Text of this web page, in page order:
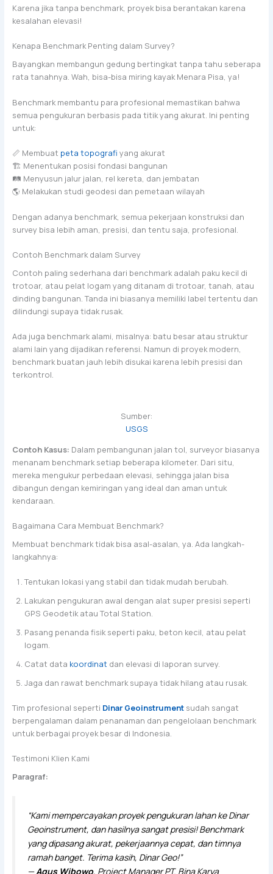
Karena jika tanpa benchmark, proyek bisa berantakan karena
kesalahan elevasi!
Kenapa Benchmark Penting dalam Survey?
Bayangkan membangun gedung bertingkat tanpa tahu seberapa
rata tanahnya. Wah, bisa-bisa miring kayak Menara Pisa, ya!
Benchmark membantu para profesional memastikan bahwa
semua pengukuran berbasis pada titik yang akurat. Ini penting
untuk:
📏 Membuat peta topografi yang akurat
🏗️ Menentukan posisi fondasi bangunan
🛤️ Menyusun jalur jalan, rel kereta, dan jembatan
🌎 Melakukan studi geodesi dan pemetaan wilayah
Dengan adanya benchmark, semua pekerjaan konstruksi dan
survey bisa lebih aman, presisi, dan tentu saja, profesional.
Contoh Benchmark dalam Survey
Contoh paling sederhana dari benchmark adalah paku kecil di
trotoar, atau pelat logam yang ditanam di trotoar, tanah, atau
dinding bangunan. Tanda ini biasanya memiliki label tertentu dan
dilindungi supaya tidak rusak.
Ada juga benchmark alami, misalnya: batu besar atau struktur
alami lain yang dijadikan referensi. Namun di proyek modern,
benchmark buatan jauh lebih disukai karena lebih presisi dan
terkontrol.
Sumber:
USGS
Contoh Kasus: Dalam pembangunan jalan tol, surveyor biasanya
menanam benchmark setiap beberapa kilometer. Dari situ,
mereka mengukur perbedaan elevasi, sehingga jalan bisa
dibangun dengan kemiringan yang ideal dan aman untuk
kendaraan.
Bagaimana Cara Membuat Benchmark?
Membuat benchmark tidak bisa asal-asalan, ya. Ada langkah-
langkahnya:
Tentukan lokasi yang stabil dan tidak mudah berubah.
Lakukan pengukuran awal dengan alat super presisi seperti
GPS Geodetik atau Total Station.
Pasang penanda fisik seperti paku, beton kecil, atau pelat
logam.
Catat data koordinatdan elevasi di laporan survey.
Jaga dan rawat benchmark supaya tidak hilang atau rusak.
Tim profesional seperti Dinar Geoinstrumentsudah sangat
berpengalaman dalam penanaman dan pengelolaan benchmark
untuk berbagai proyek besar di Indonesia.
Testimoni Klien Kami
Paragraf:
“Kami mempercayakan proyek pengukuran lahan ke Dinar
Geoinstrument, dan hasilnya sangat presisi! Benchmark
yang dipasang akurat, pekerjaannya cepat, dan timnya
ramah banget. Terima kasih, Dinar Geo!”
—Agus Wibowo, Project Manager PT. Bina Karya